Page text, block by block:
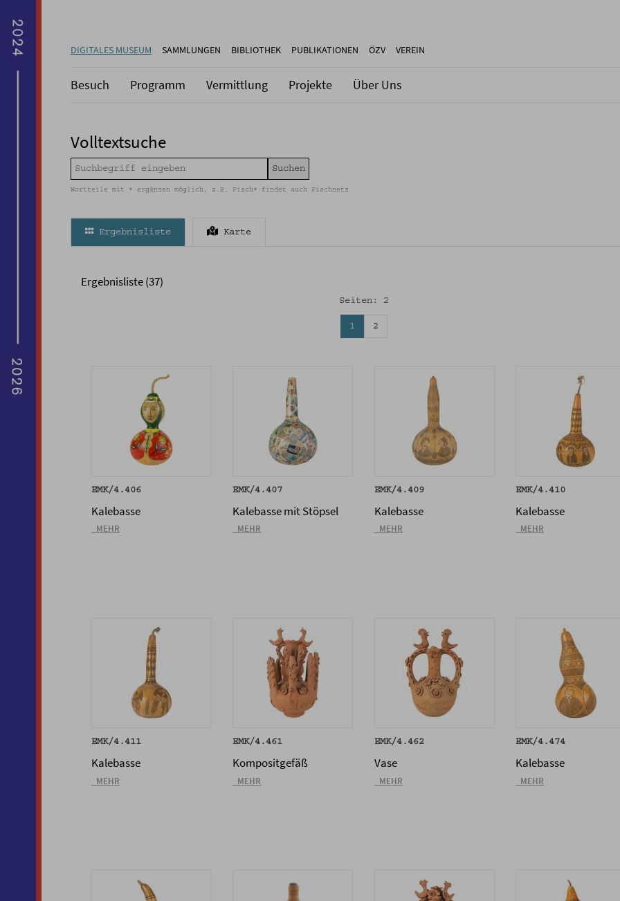
DIGITALES MUSEUM SAMMLUNGEN BIBLIOTHEK PUBLIKATIONEN ÖZV VEREIN
Besuch Programm Vermittlung Projekte Über Uns
Volltextsuche
Wortteile mit * ergänzen möglich, z.B. Fisch* findet auch Fischnetz
Ergebnisliste Karte
Ergebnisliste (37)
Seiten: 2
1 2
EMK/4.406
Kalebasse
_MEHR
EMK/4.407
Kalebasse mit Stöpsel
_MEHR
EMK/4.409
Kalebasse
_MEHR
EMK/4.410
Kalebasse
_MEHR
EMK/4.411
Kalebasse
_MEHR
EMK/4.461
Kompositgefäß
_MEHR
EMK/4.462
Vase
_MEHR
EMK/4.474
Kalebasse
_MEHR